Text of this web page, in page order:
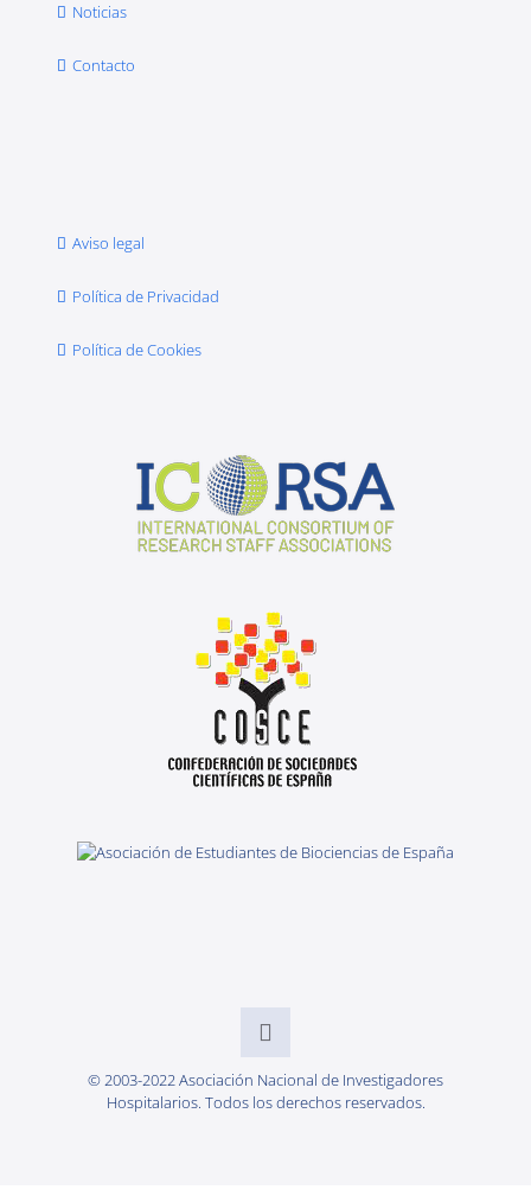
Noticias
Contacto
Aviso legal
Política de Privacidad
Política de Cookies
© 2003-2022 Asociación Nacional de Investigadores
Hospitalarios. Todos los derechos reservados.